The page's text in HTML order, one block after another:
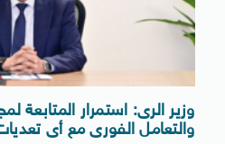
وزير الرى: استمرار المتابعة
والتعامل الفورى مع أى